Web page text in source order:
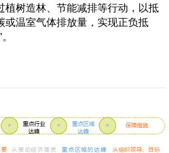
植树造林、节能减排等行动，以抵
或温室气体排放量，实现正负抵